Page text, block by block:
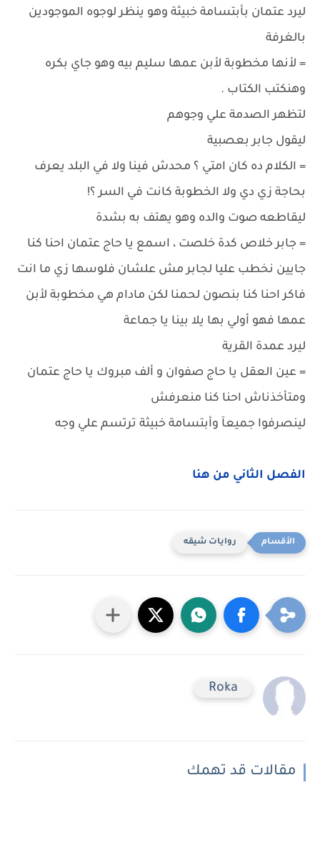
ليرد عتمان بأبتسامة خبيثة وهو ينظر لوجوه الموجودين
بالغرفة
= لأنها مخطوبة لأبن عمها سليم بيه وهو جاي بكره
وهنكتب الكتاب .
لتظهر الصدمة علي وجوهم
ليقول جابر بعصبية
= الكلام ده كان امتي ؟ محدش فينا ولا في البلد يعرف
بحاجة زي دي ولا الخطوبة كانت في السر ؟!
ليقاطعه صوت والده وهو يهتف به بشدة
= جابر خلاص كدة خلصت ، اسمع يا حاج عتمان احنا كنا
جايين نخطب عليا لجابر مش علشان فلوسها زي ما انت
فاكر احنا كنا بنصون لحمنا لكن مادام هي مخطوبة لأبن
عمها فهو أولي بها يلا بينا يا جماعة
ليرد عمدة القرية
= عين العقل يا حاج صفوان و ألف مبروك يا حاج عتمان
ومتأخذناش احنا كنا منعرفش
لينصرفوا جميعآ وأبتسامة خبيثة ترتسم علي وجه
الفصل الثاني من هنا
روايات شيقه
Roka
مقالات قد تهمك